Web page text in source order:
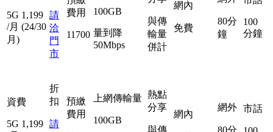
5G 1,199
/月 (24/30
月)
請
洽
門
市
費用
11700
100GB
量到降
50Mbps
與傳
輸量
併計
網內
免費
80分
鐘
100
分鐘
資費
5G 1,199
折
扣
請
預繳
費用
上網傳輸量
100GB
熱點
分享
與傳
網內
網外
80分
市話